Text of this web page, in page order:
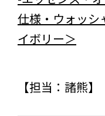
仕様・ウォッ
イボリー＞
【担当：諸熊